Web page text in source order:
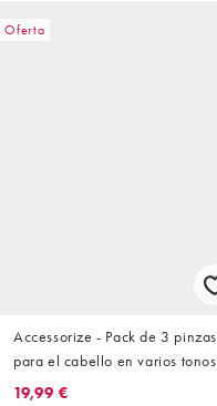
Oferta
Accessorize - Pack de 3 pinzas
para el cabello en varios tonos
efecto carey brillantes
19,99 €